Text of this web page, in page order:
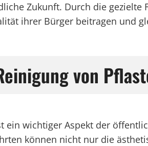
Zukunft. Durch die
ihrer Bürger beitragen und
von
ein wichtiger Aspekt der
können nicht nur die